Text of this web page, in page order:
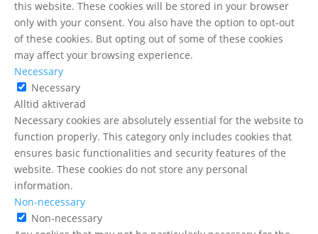
this website. These cookies will be stored in your browser
only with your consent. You also have the option to opt-out
of these cookies. But opting out of some of these cookies
may affect your browsing experience.
Necessary
Necessary
Alltid aktiverad
Necessary cookies are absolutely essential for the website to
function properly. This category only includes cookies that
ensures basic functionalities and security features of the
website. These cookies do not store any personal
information.
Non-necessary
Non-necessary